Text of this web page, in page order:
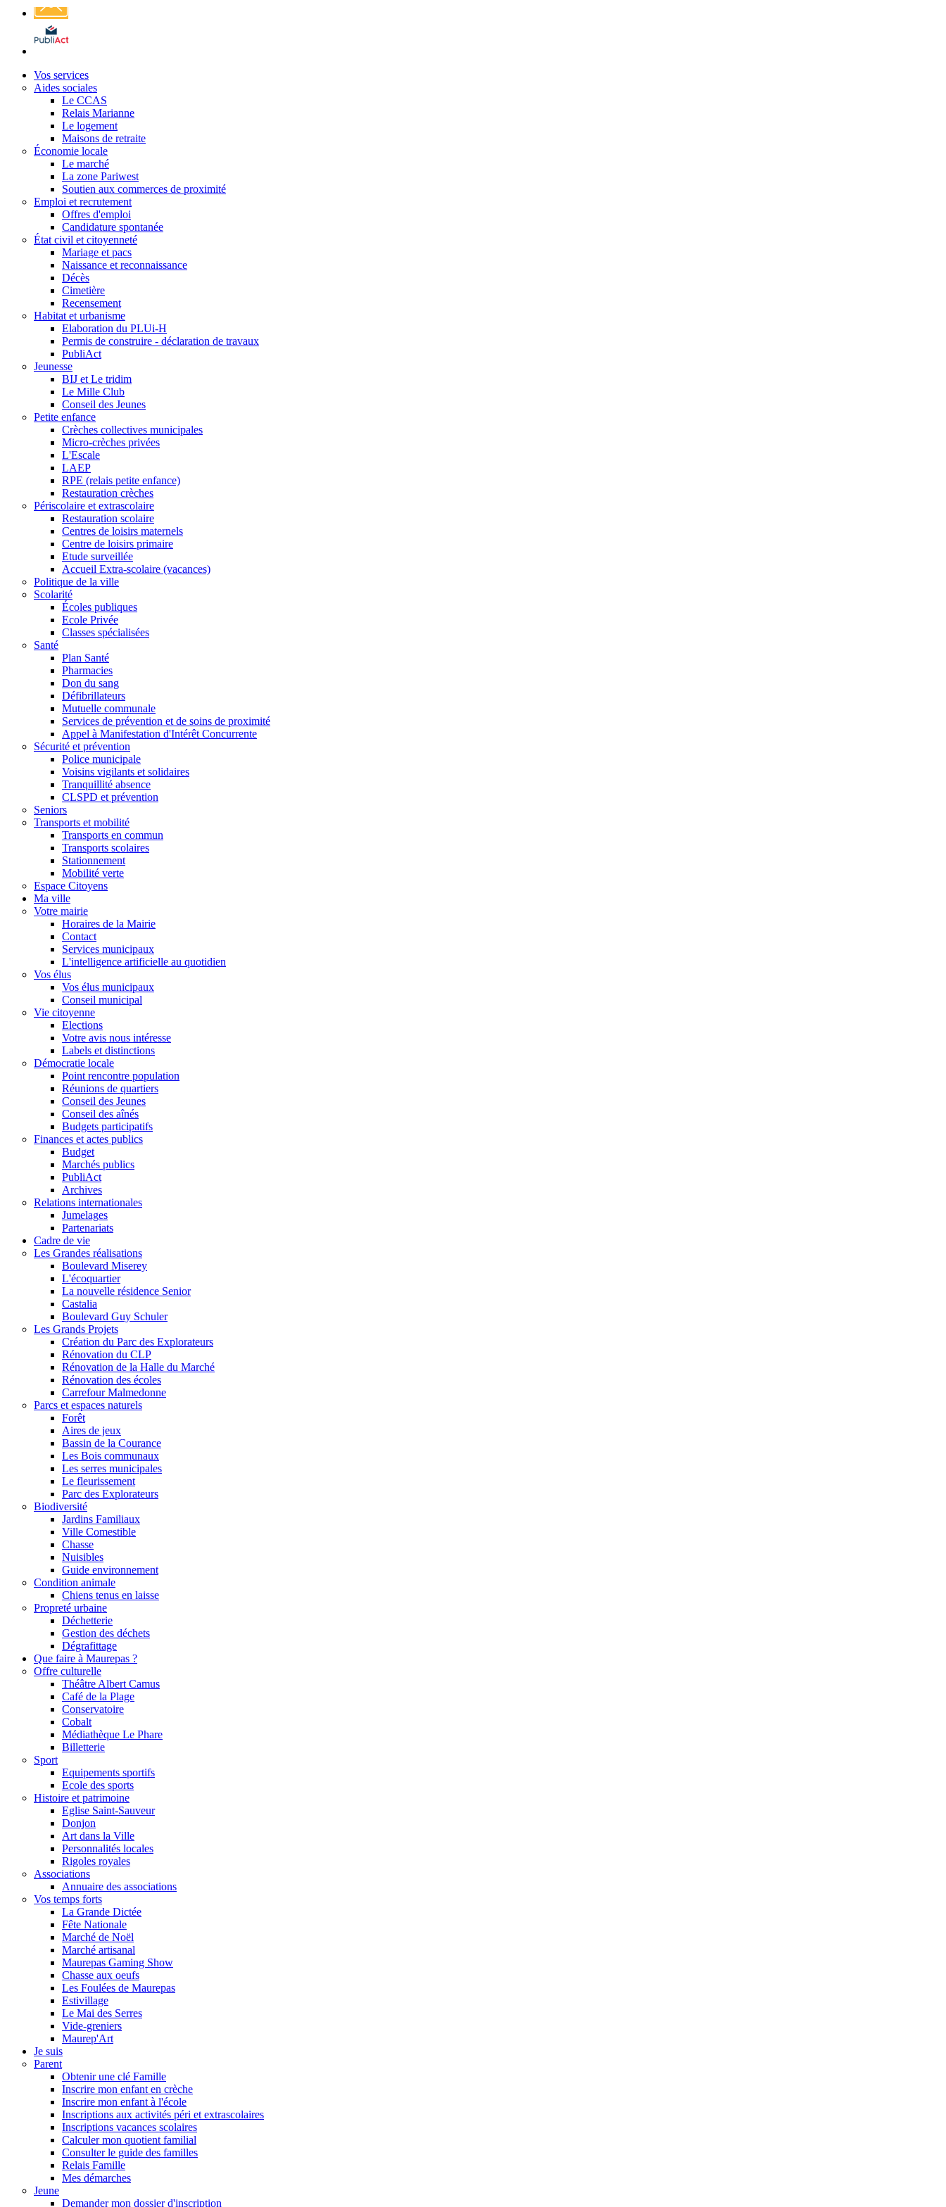
Affichage
légal
Vos services
Aides sociales
Le CCAS
Relais Marianne
Le logement
Maisons de retraite
Économie locale
Le marché
La zone Pariwest
Soutien aux commerces de proximité
Emploi et recrutement
Offres d'emploi
Candidature spontanée
État civil et citoyenneté
Mariage et pacs
Naissance et reconnaissance
Décès
Cimetière
Recensement
Habitat et urbanisme
Elaboration du PLUi-H
Permis de construire - déclaration de travaux
PubliAct
Jeunesse
BIJ et Le tridim
Le Mille Club
Conseil des Jeunes
Petite enfance
Crèches collectives municipales
Micro-crèches privées
L'Escale
LAEP
RPE (relais petite enfance)
Restauration crèches
Périscolaire et extrascolaire
Restauration scolaire
Centres de loisirs maternels
Centre de loisirs primaire
Etude surveillée
Accueil Extra-scolaire (vacances)
Politique de la ville
Scolarité
Écoles publiques
Ecole Privée
Classes spécialisées
Santé
Plan Santé
Pharmacies
Don du sang
Défibrillateurs
Mutuelle communale
Services de prévention et de soins de proximité
Appel à Manifestation d'Intérêt Concurrente
Sécurité et prévention
Police municipale
Voisins vigilants et solidaires
Tranquillité absence
CLSPD et prévention
Seniors
Transports et mobilité
Transports en commun
Transports scolaires
Stationnement
Mobilité verte
Espace Citoyens
Ma ville
Votre mairie
Horaires de la Mairie
Contact
Services municipaux
L'intelligence artificielle au quotidien
Vos élus
Vos élus municipaux
Conseil municipal
Vie citoyenne
Elections
Votre avis nous intéresse
Labels et distinctions
Démocratie locale
Point rencontre population
Réunions de quartiers
Conseil des Jeunes
Conseil des aînés
Budgets participatifs
Finances et actes publics
Budget
Marchés publics
PubliAct
Archives
Relations internationales
Jumelages
Partenariats
Cadre de vie
Les Grandes réalisations
Boulevard Miserey
L'écoquartier
La nouvelle résidence Senior
Castalia
Boulevard Guy Schuler
Les Grands Projets
Création du Parc des Explorateurs
Rénovation du CLP
Rénovation de la Halle du Marché
Rénovation des écoles
Carrefour Malmedonne
Parcs et espaces naturels
Forêt
Aires de jeux
Bassin de la Courance
Les Bois communaux
Les serres municipales
Le fleurissement
Parc des Explorateurs
Biodiversité
Jardins Familiaux
Ville Comestible
Chasse
Nuisibles
Guide environnement
Condition animale
Chiens tenus en laisse
Propreté urbaine
Déchetterie
Gestion des déchets
Dégrafittage
Que faire à Maurepas ?
Offre culturelle
Théâtre Albert Camus
Café de la Plage
Conservatoire
Cobalt
Médiathèque Le Phare
Billetterie
Sport
Equipements sportifs
Ecole des sports
Histoire et patrimoine
Eglise Saint-Sauveur
Donjon
Art dans la Ville
Personnalités locales
Rigoles royales
Associations
Annuaire des associations
Vos temps forts
La Grande Dictée
Fête Nationale
Marché de Noël
Marché artisanal
Maurepas Gaming Show
Chasse aux oeufs
Les Foulées de Maurepas
Estivillage
Le Mai des Serres
Vide-greniers
Maurep'Art
Je suis
Parent
Obtenir une clé Famille
Inscrire mon enfant en crèche
Inscrire mon enfant à l'école
Inscriptions aux activités péri et extrascolaires
Inscriptions vacances scolaires
Calculer mon quotient familial
Consulter le guide des familles
Relais Famille
Mes démarches
Jeune
Demander mon dossier d'inscription